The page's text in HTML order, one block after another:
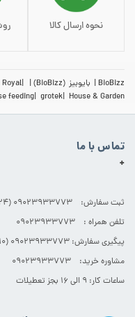
نحوه ارسال کالا
BioBizz بایوبیز (BioBizz)
feeding grotek House & Garden
تماس با ما
+
ثبت سفارش: 09023933773 (۲۴ ساعته)
تلفن همراه : 09023933773
پیگیری سفارش: 09023933773 (۱۰ تا ۱۶)
مشاوره خرید: 09023933773
ساعات کار: ۹ الی ۱۶ بجز تعطیلات